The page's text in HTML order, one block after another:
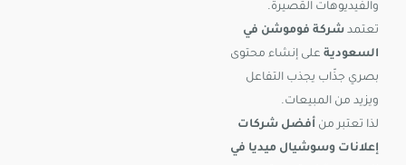
والفيديوهات القصيرة.
تعتمد شركة فوموشن في
السعودية على إنشاء محتوى
بصري جذّاب يجذب التفاعل
ويزيد من المبيعات.
لذا تعتبر من أفضل شركات
إعلانات وسوشيال ميديا في